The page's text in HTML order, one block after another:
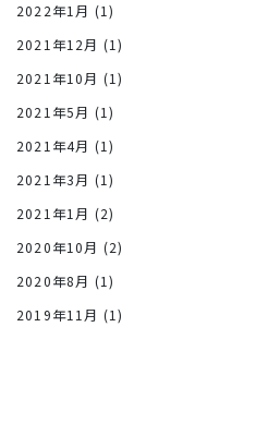
2022年1月 (1)
2021年12月 (1)
2021年10月 (1)
2021年5月 (1)
2021年4月 (1)
2021年3月 (1)
2021年1月 (2)
2020年10月 (2)
2020年8月 (1)
2019年11月 (1)